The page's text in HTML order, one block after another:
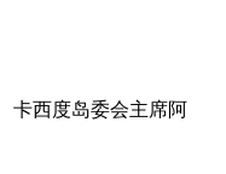
卡西度岛委会主席阿